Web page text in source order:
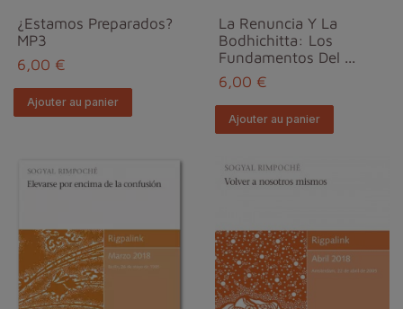
¿Estamos Preparados?
MP3
6,00 €
Ajouter au panier
La Renuncia Y La
Bodhichitta: Los
Fundamentos Del ...
6,00 €
Ajouter au panier